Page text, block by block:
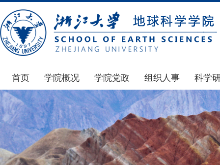
首页 学院概况
学院简介
发展简史
组织机构
师资力量
学院党政
通知公告
学院发文
党委会议纪要
党政联席会议纪要
组织人事
通知公告
博士后管理
人才招聘
年度考核
科学
国家
科研
通知
科研